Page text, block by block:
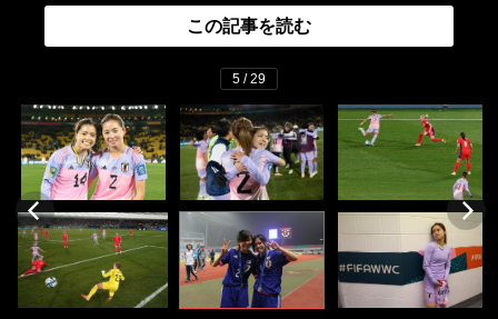
この記事を読む
5 / 29